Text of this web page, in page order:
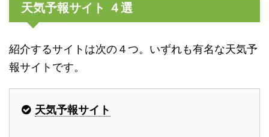
天気予報サイト ４選
紹介するサイトは次の４つ。いずれも有名な天気予
報サイトです。
天気予報サイト